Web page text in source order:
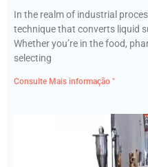
In the realm of industrial
technique that converts liquid
Whether you’re in the food,
selecting
Consulte Mais informação "